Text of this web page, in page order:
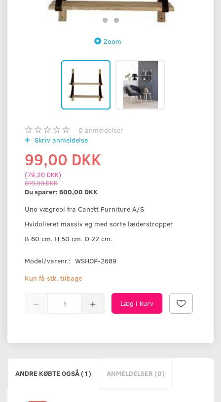
Zoom
0 anmeldelser
Skriv anmeldelse
99,00 DKK
(79,20 DKK)
699,00 DKK
Du sparer: 600,00 DKK
Uno vægreol fra Canett Furniture A/S
Hvidolieret massiv eg med sorte læderstropper
B 60 cm. H 50 cm. D 22 cm.
Model/varenr.: WSHOP-2689
Kun få stk. tilbage
Læg i kurv
ANDRE KØBTE OGSÅ (1) ANMELDELSER (0)